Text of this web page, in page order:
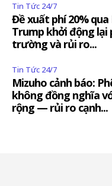
Tin Tức 24/7
Đề xuất phí 20%
Trump khởi động
trường và rủi ro...
Tin Tức 24/7
Mizuho cảnh báo:
không đồng nghĩa
rộng — rủi ro cạnh...